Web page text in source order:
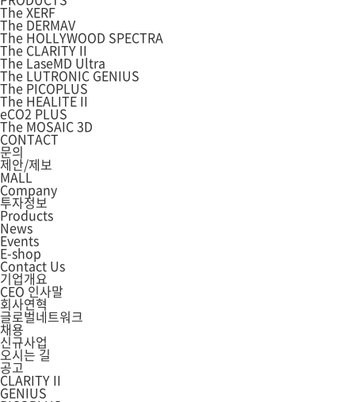
The XERF
The DERMAV
The HOLLYWOOD SPECTRA
The CLARITY II
The LaseMD Ultra
The LUTRONIC GENIUS
The PICOPLUS
The HEALITE II
eCO2 PLUS
The MOSAIC 3D
CONTACT
문의
제안/제보
MALL
Company
투자정보
Products
News
Events
E-shop
Contact Us
기업개요
CEO 인사말
회사연혁
글로벌네트워크
채용
신규사업
오시는 길
공고
CLARITY II
GENIUS